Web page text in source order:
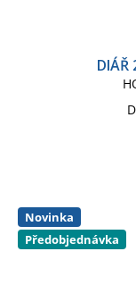
DIÁŘ
Novinka
Předobjednávka